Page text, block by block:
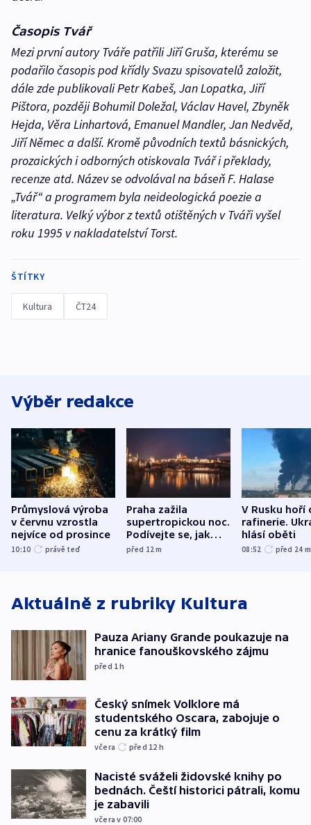
Časopis Tvář
Mezi první autory Tváře patřili Jiří Gruša, kterému se
podařilo časopis pod křídly Svazu spisovatelů založit,
dále zde publikovali Petr Kabeš, Jan Lopatka, Jiří
Pištora, později Bohumil Doležal, Václav Havel, Zbyněk
Hejda, Věra Linhartová, Emanuel Mandler, Jan Nedvěd,
Jiří Němec a další. Kromě původních textů básnických,
prozaických i odborných otiskovala Tvář i překlady,
recenze atd. Název se odvolával na báseň F. Halase
„Tvář“ a programem byla neideologická poezie a
literatura. Velký výbor z textů otištěných v Tváři vyšel
roku 1995 v nakladatelství Torst.
ŠTÍTKY
Kultura ČT24
Výběr redakce
Průmyslová výroba
v červnu vzrostla
nejvíce od prosince
10:10 právě teď
Praha zažila
supertropickou noc.
Podívejte se, jak
bylo u vás
před 12m
V Rusku hoří
rafinerie.
hlásí oběti
08:52 před 24 m
Aktuálně z rubriky Kultura
Pauza Ariany Grande poukazuje na
hranice fanouškovského zájmu
před 1h
Český snímek Volklore má
studentského Oscara, zabojuje o
cenu za krátký film
včera před 12 h
Nacisté sváželi židovské knihy po
bednách. Čeští historici pátrali, komu
je zabavili
včera v 07:00